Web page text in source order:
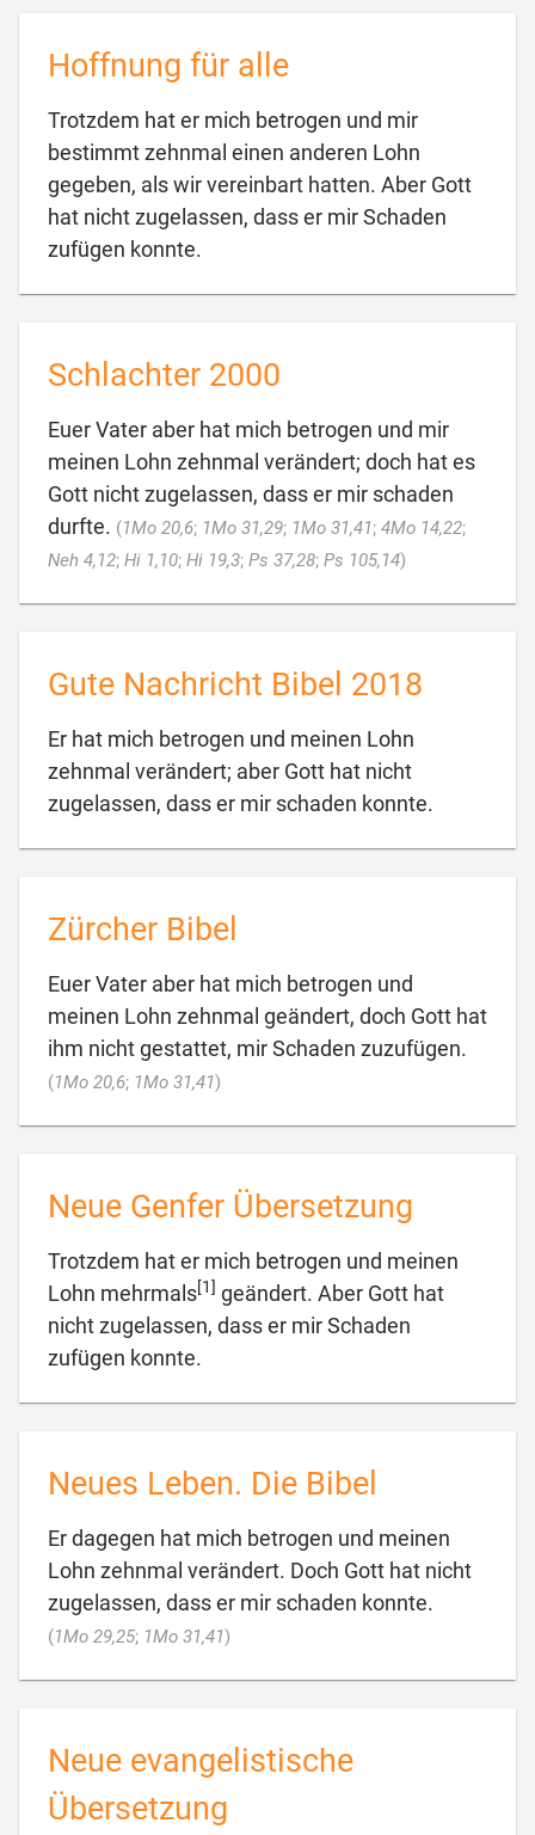
Hoffnung für alle
Trotzdem hat er mich betrogen und mir
bestimmt zehnmal einen anderen Lohn
gegeben, als wir vereinbart hatten. Aber Gott
hat nicht zugelassen, dass er mir Schaden
zufügen konnte.
Schlachter 2000
Euer Vater aber hat mich betrogen und mir
meinen Lohn zehnmal verändert; doch hat es
Gott nicht zugelassen, dass er mir schaden
durfte. (1Mo 20,6; 1Mo 31,29; 1Mo 31,41; 4Mo 14,22;
Neh 4,12; Hi 1,10; Hi 19,3; Ps 37,28; Ps 105,14)
Gute Nachricht Bibel 2018
Er hat mich betrogen und meinen Lohn
zehnmal verändert; aber Gott hat nicht
zugelassen, dass er mir schaden konnte.
Zürcher Bibel
Euer Vater aber hat mich betrogen und
meinen Lohn zehnmal geändert, doch Gott hat
ihm nicht gestattet, mir Schaden zuzufügen.
(1Mo 20,6; 1Mo 31,41)
Neue Genfer Übersetzung
Trotzdem hat er mich betrogen und meinen
Lohn mehrmals[1] geändert. Aber Gott hat
nicht zugelassen, dass er mir Schaden
zufügen konnte.
Neues Leben. Die Bibel
Er dagegen hat mich betrogen und meinen
Lohn zehnmal verändert. Doch Gott hat nicht
zugelassen, dass er mir schaden konnte.
(1Mo 29,25; 1Mo 31,41)
Neue evangelistische
Übersetzung